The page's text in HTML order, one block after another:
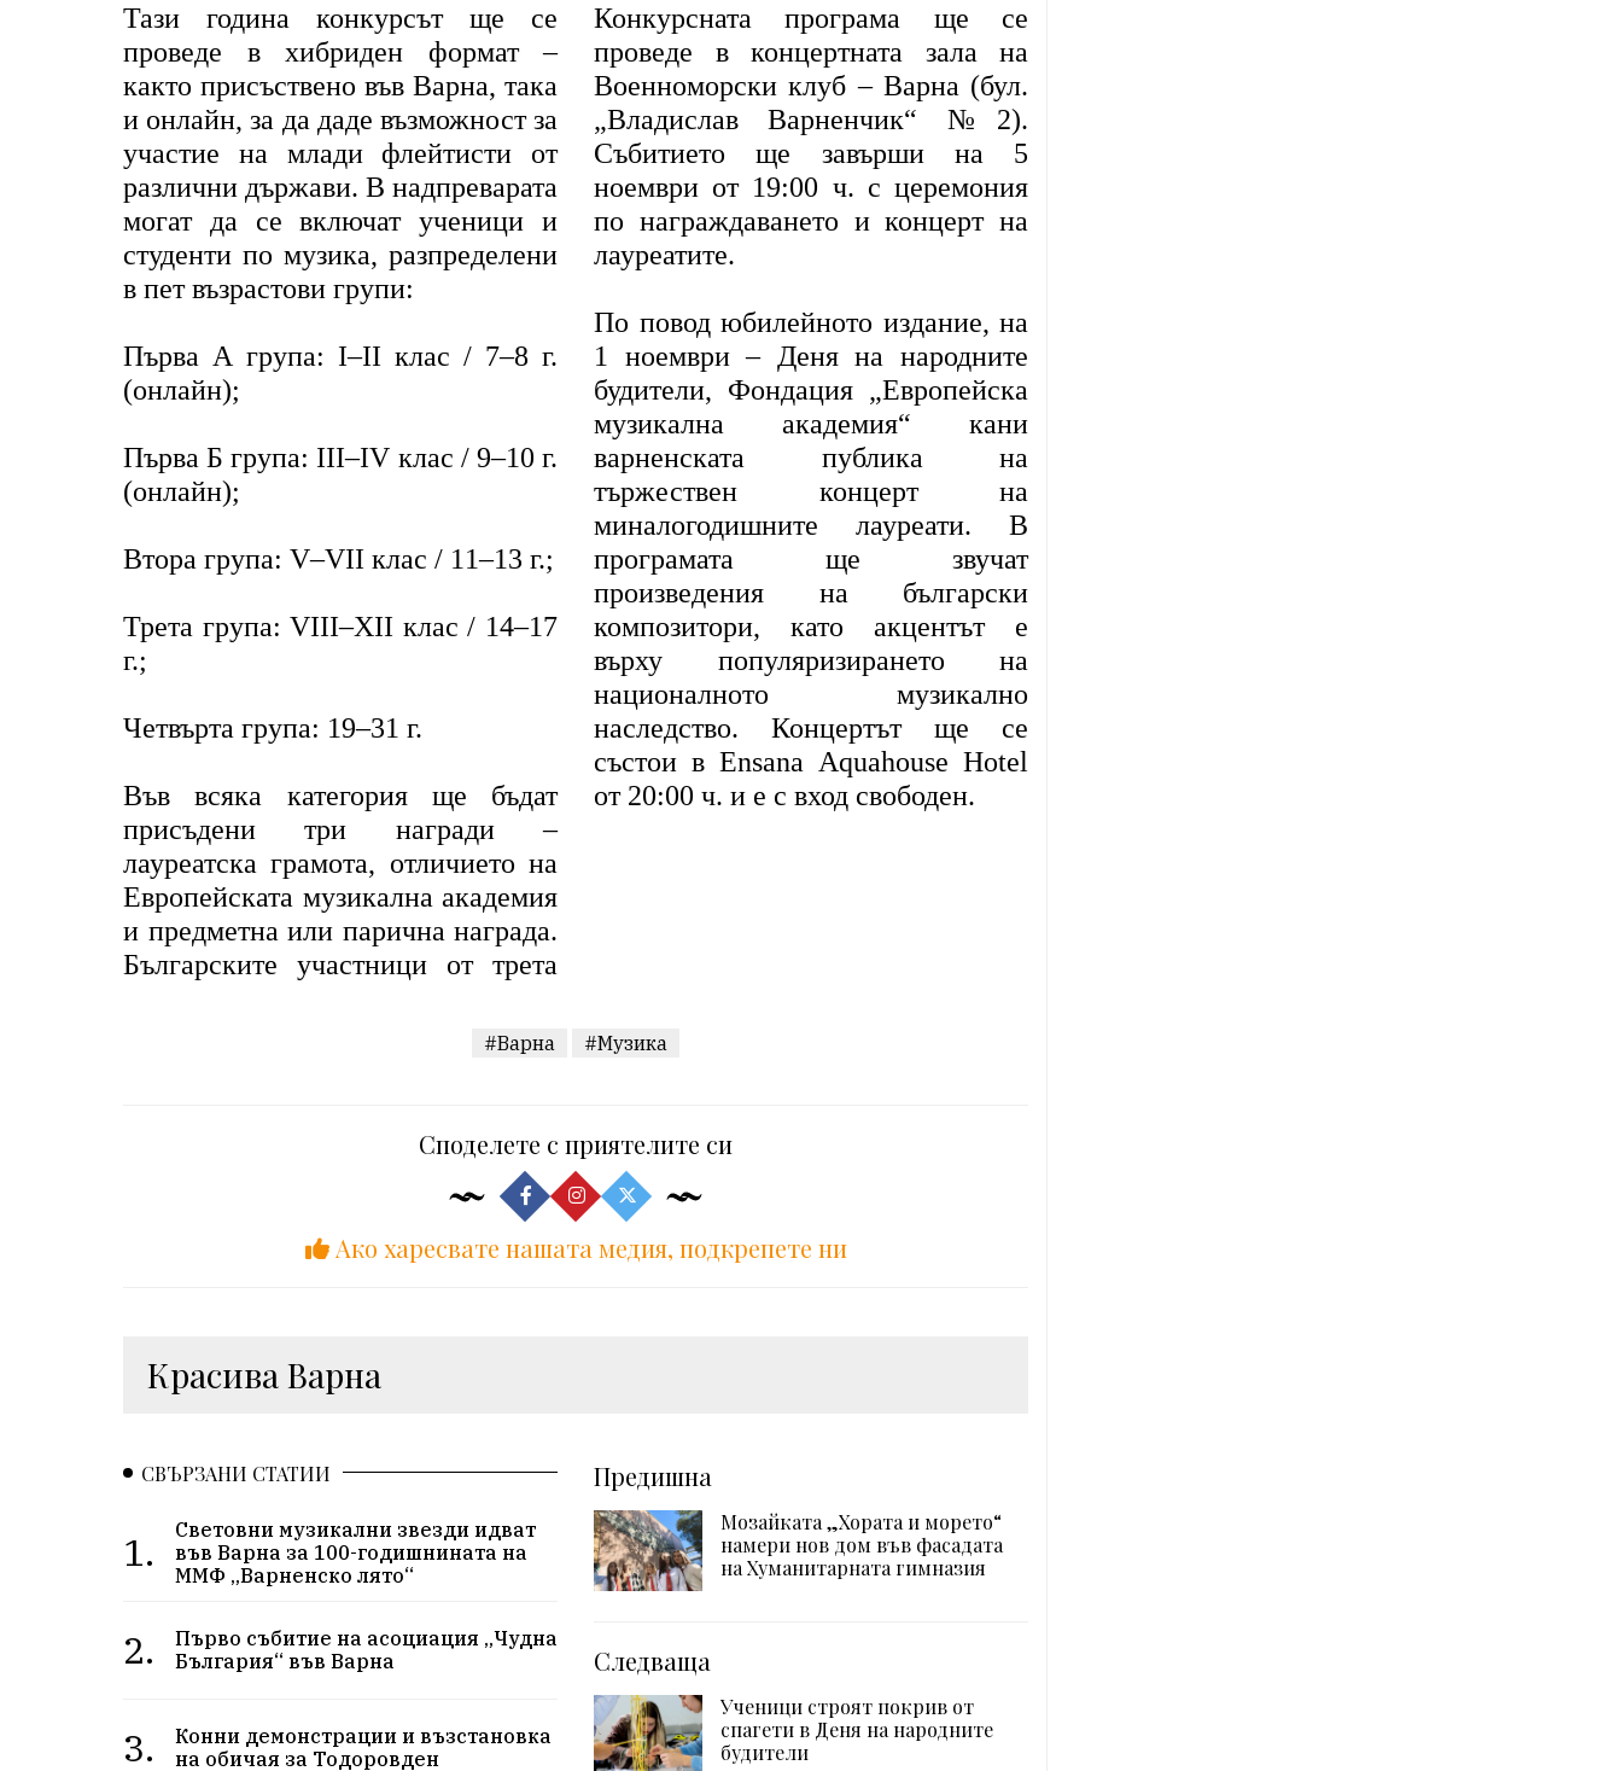
Тази година конкурсът ще се
проведе в хибриден формат –
както присъствено във Варна, така
и онлайн, за да даде възможност за
участие на млади флейтисти от
различни държави. В надпреварата
могат да се включат ученици и
студенти по музика, разпределени
в пет възрастови групи:
Първа А група: I–II клас / 7–8 г.
(онлайн);
Първа Б група: III–IV клас / 9–10 г.
(онлайн);
Втора група: V–VII клас / 11–13 г.;
Трета група: VIII–XII клас / 14–17
г.;
Четвърта група: 19–31 г.
Във всяка категория ще бъдат
присъдени три награди –
лауреатска грамота, отличието на
Европейската музикална академия
и предметна или парична награда.
Българските участници от трета
Конкурсната програма ще се
проведе в концертната зала на
Военноморски клуб – Варна (бул.
„Владислав Варненчик“ №2).
Събитието ще завърши на 5
ноември от 19:00 ч. с церемония
по награждаването и концерт на
лауреатите.
По повод юбилейното издание, на
1 ноември – Деня на народните
будители, Фондация „Европейска
музикална академия“ кани
варненската публика на
тържествен концерт на
миналогодишните лауреати. В
програмата ще звучат
произведения на български
композитори, като акцентът е
върху популяризирането на
националното музикално
наследство. Концертът ще се
състои в Ensana Aquahouse Hotel
от 20:00 ч. и е с вход свободен.
#Варна #Музика
Споделете с приятелите си
Ако харесвате нашата медия, подкрепете ни
Красива Варна
СВЪРЗАНИ СТАТИИ
1.
Световни музикални звезди идват
във Варна за 100-годишнината на
ММФ „Варненско лято“
2.
Първо събитие на асоциация „Чудна
България“ във Варна
3.
Конни демонстрации и възстановка
на обичая за Тодоровден
Предишна
Мозайката „Хората и морето“
намери нов дом във фасадата
на Хуманитарната гимназия
Следваща
Ученици строят покрив от
спагети в Деня на народните
будители